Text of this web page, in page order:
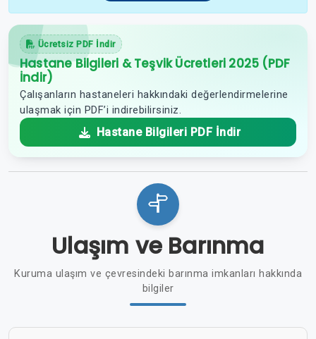
Ücretsiz PDF İndir
Hastane Bilgileri & Teşvik Ücretleri 2025 (PDF
İndir)
Çalışanların hastaneleri hakkındaki değerlendirmelerine
ulaşmak için PDF’i indirebilirsiniz.
Hastane Bilgileri PDF İndir
Ulaşım ve Barınma
Kuruma ulaşım ve çevresindeki barınma imkanları hakkında
bilgiler